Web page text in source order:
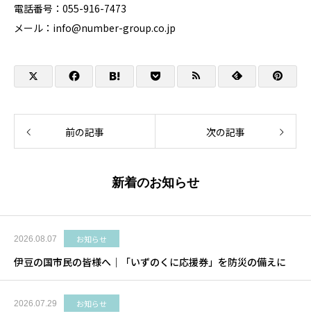
電話番号： 055-916-7473
メール： info@number-group.co.jp
前の記事 次の記事
新着のお知らせ
2026.08.07 お知らせ
伊豆の国市民の皆様へ｜「いずのくに応援券」を防災の備えに
2026.07.29 お知らせ